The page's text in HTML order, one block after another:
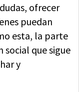
ofrecer
puedan
esta, la parte
social que sigue
y